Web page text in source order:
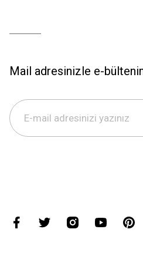
Mail adresinizle e-